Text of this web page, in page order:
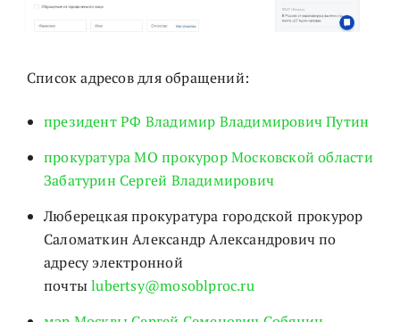
Список адресов для обращений:
президент РФ Владимир Владимирович Путин
прокуратура МО прокурор Московской области
Забатурин Сергей Владимирович
Люберецкая прокуратура городской прокурор
Саломаткин Александр Александрович по
адресу электронной
почтыlubertsy@mosoblproc.ru